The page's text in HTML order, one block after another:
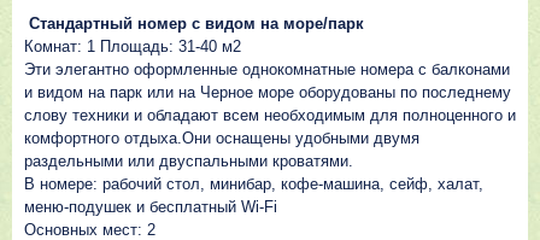
Стандартный номер с видом на море/парк
Комнат: 1 Площадь: 31-40 м2
Эти элегантно оформленные однокомнатные номера с балконами
и видом на парк или на Черное море оборудованы по последнему
слову техники и обладают всем необходимым для полноценного и
комфортного отдыха.Они оснащены удобными двумя
раздельными или двуспальными кроватями.
В номере: рабочий стол, минибар, кофе-машина, сейф, халат,
меню-подушек и бесплатный Wi-Fi
Основных мест: 2